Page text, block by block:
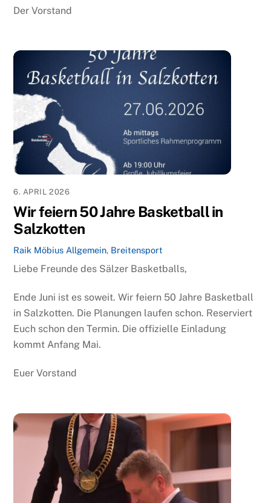
Der Vorstand
6. APRIL 2026
Wir feiern 50 Jahre Basketball in
Salzkotten
Raik Möbius Allgemein, Breitensport
Liebe Freunde des Sälzer Basketballs,
Ende Juni ist es soweit. Wir feiern 50 Jahre Basketball
in Salzkotten. Die Planungen laufen schon. Reserviert
Euch schon den Termin. Die offizielle Einladung
kommt Anfang Mai.
Euer Vorstand